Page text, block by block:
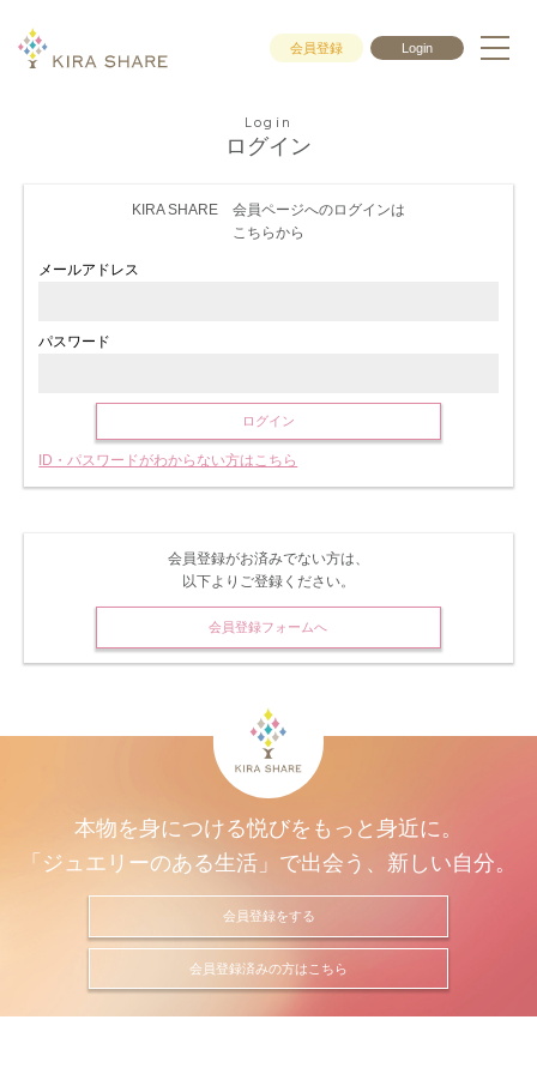
会員登録 Login
Login
ログイン
KIRA SHARE 会員ページへのログインは
こちらから
メールアドレス
パスワード
ログイン
ID・パスワードがわからない方はこちら
会員登録がお済みでない方は、
以下よりご登録ください。
会員登録フォームへ
本物を身につける悦びをもっと身近に。
「ジュエリーのある生活」で出会う、新しい自分。
会員登録をする
会員登録済みの方はこちら